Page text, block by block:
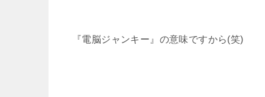
『電脳ジャンキー』の意味ですから(笑)